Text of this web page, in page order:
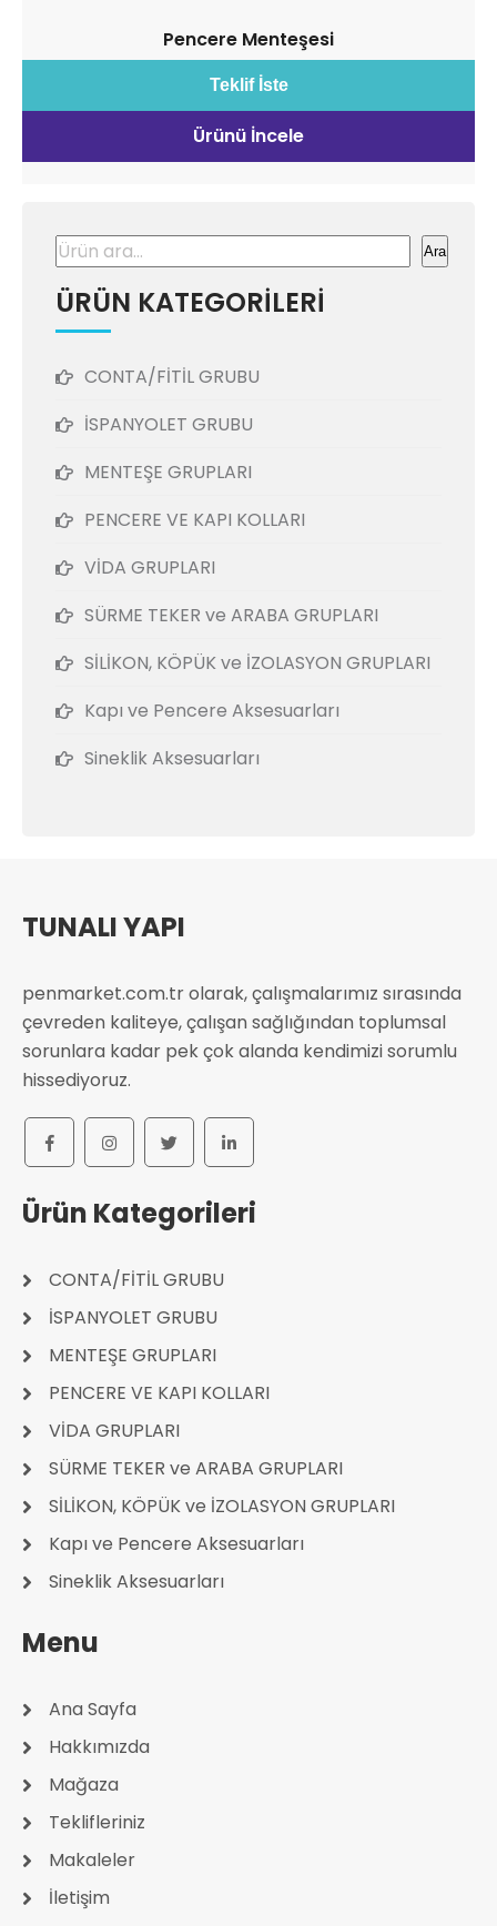
Pencere Menteşesi
Teklif İste
Ürünü İncele
Ara Ara
ÜRÜN KATEGORİLERİ
CONTA/FİTİL GRUBU
İSPANYOLET GRUBU
MENTEŞE GRUPLARI
PENCERE VE KAPI KOLLARI
VİDA GRUPLARI
SÜRME TEKER ve ARABA GRUPLARI
SİLİKON, KÖPÜK ve İZOLASYON GRUPLARI
Kapı ve Pencere Aksesuarları
Sineklik Aksesuarları
TUNALI YAPI
penmarket.com.tr olarak, çalışmalarımız sırasında
çevreden kaliteye, çalışan sağlığından toplumsal
sorunlara kadar pek çok alanda kendimizi sorumlu
hissediyoruz.
Ürün Kategorileri
CONTA/FİTİL GRUBU
İSPANYOLET GRUBU
MENTEŞE GRUPLARI
PENCERE VE KAPI KOLLARI
VİDA GRUPLARI
SÜRME TEKER ve ARABA GRUPLARI
SİLİKON, KÖPÜK ve İZOLASYON GRUPLARI
Kapı ve Pencere Aksesuarları
Sineklik Aksesuarları
Menu
Ana Sayfa
Hakkımızda
Mağaza
Teklifleriniz
Makaleler
İletişim